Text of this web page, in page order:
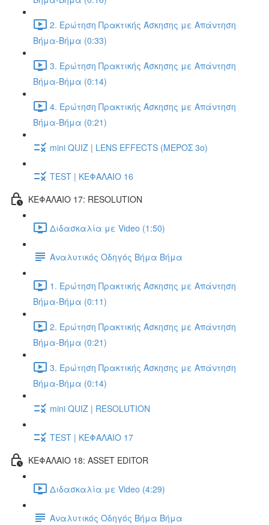
2. Ερώτηση Πρακτικής Άσκησης με Απάντηση
Βήμα-Βήμα (0:33)
3. Ερώτηση Πρακτικής Άσκησης με Απάντηση
Βήμα-Βήμα (0:14)
4. Ερώτηση Πρακτικής Άσκησης με Απάντηση
Βήμα-Βήμα (0:21)
mini QUIZ | LENS EFFECTS (ΜΕΡΟΣ 3o)
TEST | ΚΕΦΑΛΑΙΟ 16
ΚΕΦΑΛΑΙΟ 17: RESOLUTION
Διδασκαλία με Video (1:50)
Αναλυτικός Οδηγός Βήμα Βήμα
1. Ερώτηση Πρακτικής Άσκησης με Απάντηση
Βήμα-Βήμα (0:11)
2. Ερώτηση Πρακτικής Άσκησης με Απάντηση
Βήμα-Βήμα (0:21)
3. Ερώτηση Πρακτικής Άσκησης με Απάντηση
Βήμα-Βήμα (0:14)
mini QUIZ | RESOLUTION
TEST | ΚΕΦΑΛΑΙΟ 17
ΚΕΦΑΛΑΙΟ 18: ASSET EDITOR
Διδασκαλία με Video (4:29)
Αναλυτικός Οδηγός Βήμα Βήμα